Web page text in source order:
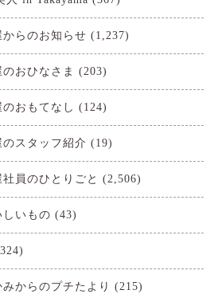
らのお知らせ (1,237)
おひなさま (203)
おもてなし (124)
スタッフ紹介 (19)
員のひとりごと (2,506)
いもの (43)
からのプチたより (215)